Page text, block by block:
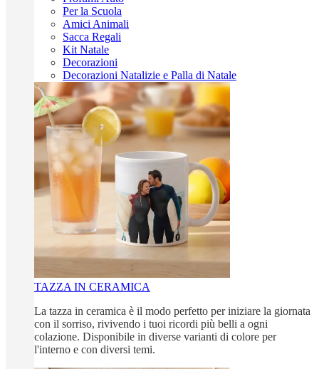
Per la Scuola
Amici Animali
Sacca Regali
Kit Natale
Decorazioni
Decorazioni Natalizie e Palla di Natale
TAZZA IN CERAMICA
La tazza in ceramica è il modo perfetto per iniziare la giornata
con il sorriso, rivivendo i tuoi ricordi più belli a ogni
colazione. Disponibile in diverse varianti di colore per
l'interno e con diversi temi.